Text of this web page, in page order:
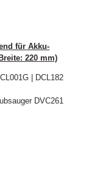
für Akku-
220 mm)
| DCL182
DVC261